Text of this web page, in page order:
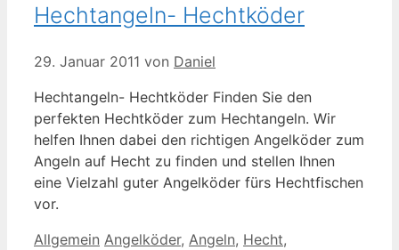
Hechtangeln- Hechtköder
29. Januar 2011 von Daniel
Hechtangeln- Hechtköder Finden Sie den
perfekten Hechtköder zum Hechtangeln. Wir
helfen Ihnen dabei den richtigen Angelköder zum
Angeln auf Hecht zu finden und stellen Ihnen
eine Vielzahl guter Angelköder fürs Hechtfischen
vor.
Kategorien
Allgemein Schlagwörter
Angelköder, Angeln, Hecht,